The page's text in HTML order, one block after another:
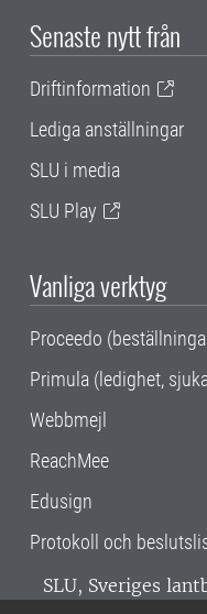
Senaste nytt från
Driftinformation
Lediga anställningar
SLU i media
SLU Play
Vanliga verktyg
Proceedo
Primula (ledighet,
Webbmejl
ReachMee
Edusign
Protokoll och
SLU, Sveriges